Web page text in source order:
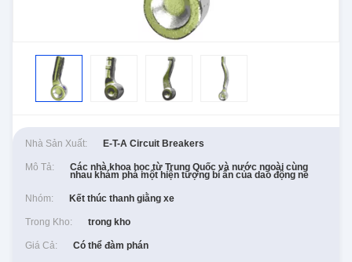
Nhà Sản Xuất: E-T-A Circuit Breakers
Mô Tả: Các nhà khoa học từ Trung Quốc và nước ngoài cùng
nhau khám phá một hiện tượng bí ẩn của dao động ne
Nhóm: Kết thúc thanh giằng xe
Trong Kho: trong kho
Giá Cả: Có thể đàm phán